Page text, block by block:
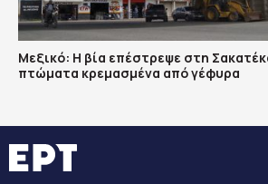
Μεξικό: Η βία επέστρεψε στη
πτώματα κρεμασμένα από γέφυρα